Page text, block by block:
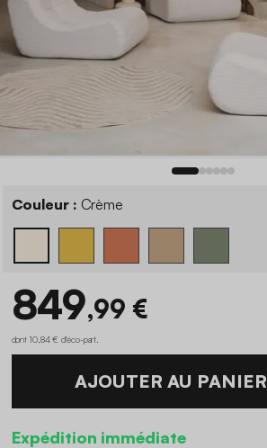
Couleur : Crème
849,99 €
dont 10,84 € d'éco-part
AJOUTER AU PANIER
Expédition immédiate